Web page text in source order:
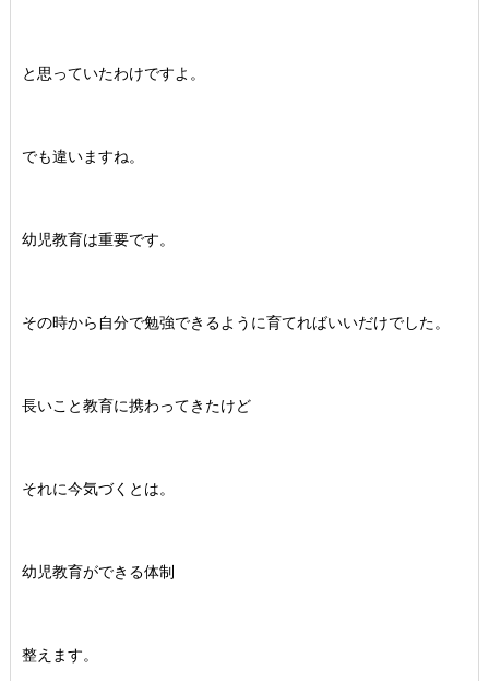
と思っていたわけですよ。
でも違いますね。
幼児教育は重要です。
その時から自分で勉強できるように育てればいいだけでした。
長いこと教育に携わってきたけど
それに今気づくとは。
幼児教育ができる体制
整えます。